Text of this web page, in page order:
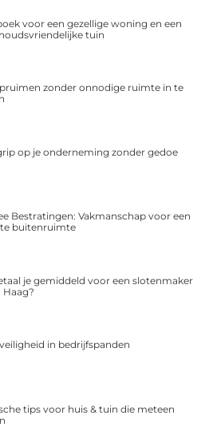
voor een gezellige woning en een
tuin
zonder onnodige ruimte in te
op je onderneming zonder gedoe
Bestratingen: Vakmanschap voor een
buitenruimte
je gemiddeld voor een slotenmaker
Haag?
in bedrijfspanden
tips voor huis & tuin die meteen